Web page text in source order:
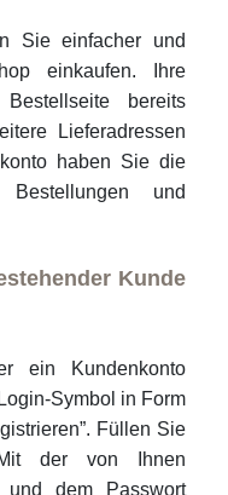
Sie einfacher und
einkaufen. Ihre
bereits
Lieferadressen
haben Sie die
und
Kunde
ein Kundenkonto
Symbol in Form
Füllen Sie
der von Ihnen
und dem Passwort